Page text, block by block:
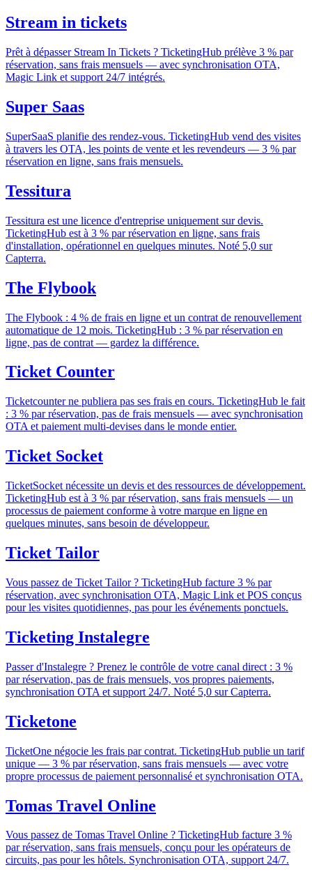
Stream in tickets
Prêt à dépasser Stream In Tickets ? TicketingHub prélève 3 % par
réservation, sans frais mensuels — avec synchronisation OTA,
Magic Link et support 24/7 intégrés.
Super Saas
SuperSaaS planifie des rendez-vous. TicketingHub vend des visites
à travers les OTA, les points de vente et les revendeurs — 3 % par
réservation en ligne, sans frais mensuels.
Tessitura
Tessitura est une licence d'entreprise uniquement sur devis.
TicketingHub est à 3 % par réservation en ligne, sans frais
d'installation, opérationnel en quelques minutes. Noté 5,0 sur
Capterra.
The Flybook
The Flybook : 4 % de frais en ligne et un contrat de renouvellement
automatique de 12 mois. TicketingHub : 3 % par réservation en
ligne, pas de contrat — gardez la différence.
Ticket Counter
Ticketcounter ne publiera pas ses frais en cours. TicketingHub le fait
: 3 % par réservation, pas de frais mensuels — avec synchronisation
OTA et paiement multi-devises dans le monde entier.
Ticket Socket
TicketSocket nécessite un devis et des ressources de développement.
TicketingHub est à 3 % par réservation, sans frais mensuels — un
processus de paiement conforme à votre marque en ligne en
quelques minutes, sans besoin de développeur.
Ticket Tailor
Vous passez de Ticket Tailor ? TicketingHub facture 3 % par
réservation, avec synchronisation OTA, Magic Link et POS conçus
pour les visites quotidiennes, pas pour les événements ponctuels.
Ticketing Instalegre
Passer d'Instalegre ? Prenez le contrôle de votre canal direct : 3 %
par réservation, pas de frais mensuels, vos propres paiements,
synchronisation OTA et support 24/7. Noté 5,0 sur Capterra.
Ticketone
TicketOne négocie les frais par contrat. TicketingHub publie un tarif
unique — 3 % par réservation, sans frais mensuels — avec votre
propre processus de paiement personnalisé et synchronisation OTA.
Tomas Travel Online
Vous passez de Tomas Travel Online ? TicketingHub facture 3 %
par réservation, sans frais mensuels, conçu pour les opérateurs de
circuits, pas pour les hôtels. Synchronisation OTA, support 24/7.